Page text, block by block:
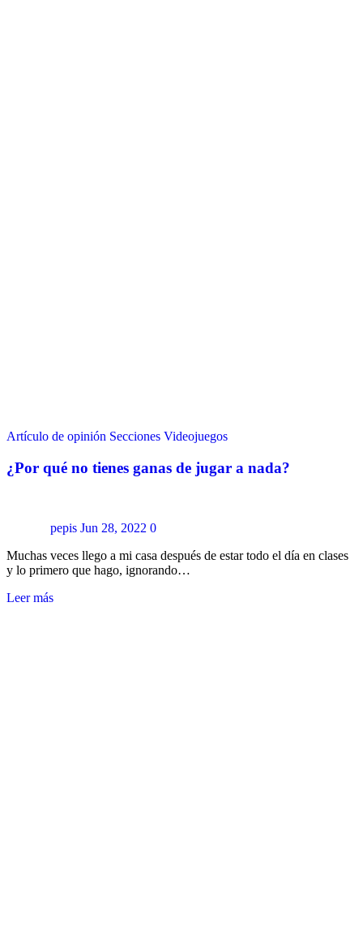
Artículo de opinión Secciones Videojuegos
¿Por qué no tienes ganas de jugar a nada?
pepis Jun 28, 2022 0
Muchas veces llego a mi casa después de estar todo el día en clases
y lo primero que hago, ignorando…
Leer más